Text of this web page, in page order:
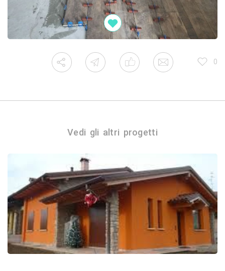
0
Vedi gli altri progetti